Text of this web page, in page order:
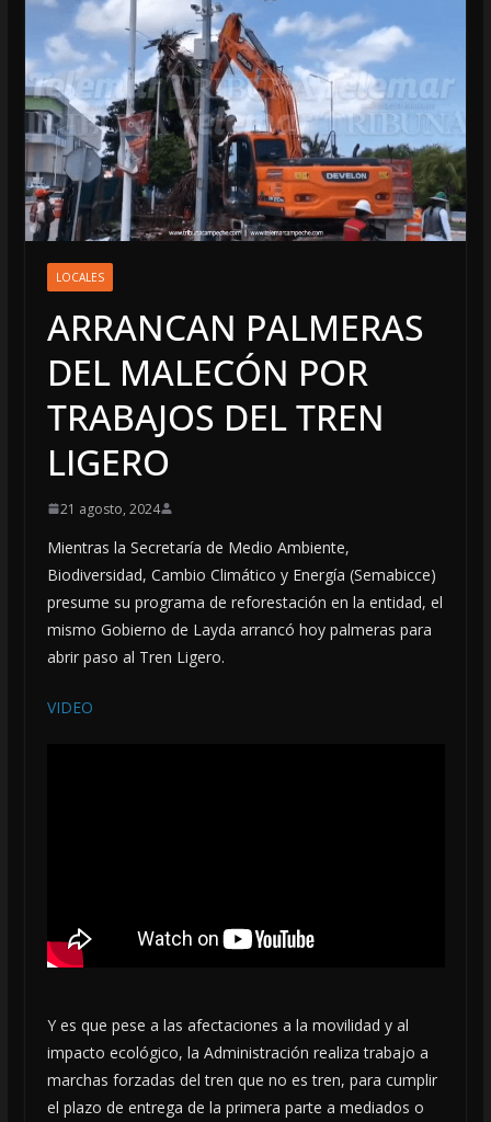
LOCALES
ARRANCAN PALMERAS
DEL MALECÓN POR
TRABAJOS DEL TREN
LIGERO
21 agosto, 2024
Mientras la Secretaría de Medio Ambiente,
Biodiversidad, Cambio Climático y Energía (Semabicce)
presume su programa de reforestación en la entidad, el
mismo Gobierno de Layda arrancó hoy palmeras para
abrir paso al Tren Ligero.
VIDEO
Y es que pese a las afectaciones a la movilidad y al
impacto ecológico, la Administración realiza trabajo a
marchas forzadas del tren que no es tren, para cumplir
el plazo de entrega de la primera parte a mediados o